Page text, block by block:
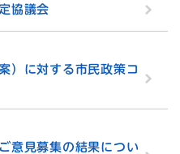
協議会
）に対する市民政策コ
意見募集の結果につい